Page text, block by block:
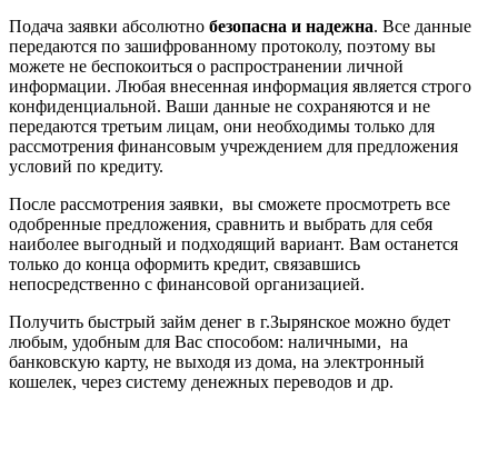
Подача заявки абсолютно безопасна и надежна. Все данные
передаются по зашифрованному протоколу, поэтому вы
можете не беспокоиться о распространении личной
информации. Любая внесенная информация является строго
конфиденциальной. Ваши данные не сохраняются и не
передаются третьим лицам, они необходимы только для
рассмотрения финансовым учреждением для предложения
условий по кредиту.
После рассмотрения заявки, вы сможете просмотреть все
одобренные предложения, сравнить и выбрать для себя
наиболее выгодный и подходящий вариант. Вам останется
только до конца оформить кредит, связавшись
непосредственно с финансовой организацией.
Получить быстрый займ денег в г.Зырянское можно будет
любым, удобным для Вас способом: наличными, на
банковскую карту, не выходя из дома, на электронный
кошелек, через систему денежных переводов и др.